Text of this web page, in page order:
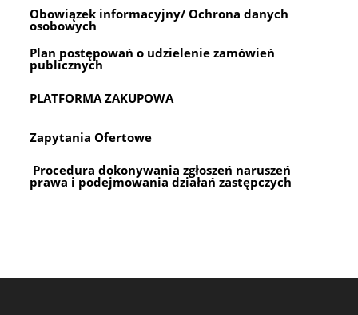
Obowiązek informacyjny/ Ochrona danych
osobowych
Plan postępowań o udzielenie zamówień
publicznych
PLATFORMA ZAKUPOWA
Zapytania Ofertowe
Procedura dokonywania zgłoszeń naruszeń
prawa i podejmowania działań zastępczych